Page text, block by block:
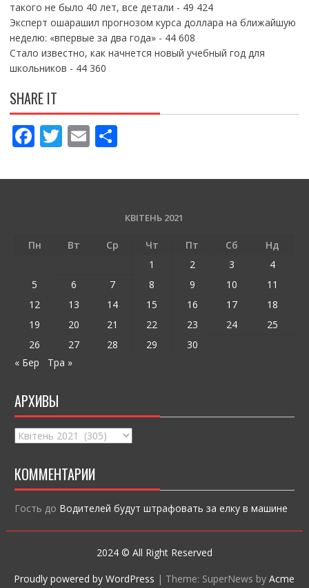
такого не было 40 лет, все детали - 49 424
Эксперт ошарашил прогнозом курса доллара на ближайшую
неделю: «впервые за два года»- 44 608
Стало известно, как начнется новый учебный год для
школьников - 44 360
SHARE IT
F
e
o
T
itt
E
ai
П
ді
и
т
КВІТЕНЬ 2021
Пн Вт Ср Чт Пт Сб
Нд
1
2 3
4
5
6 7 8 9 10
11
12
13 14 15 16 17
18
19
20 21 22 23 24
25
26
27 28 29
30
« Бер
Тра »
АРХИВЫ
Архивы
КОММЕНТАРИИ
Гость до Водителей будут штрафовать за елку в машине
2024 © All Right Reserved
Proudly powered by WordPress | Theme: SuperNews byAcme